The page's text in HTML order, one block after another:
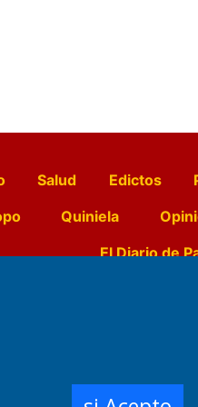
Salud Edictos
Quiniela
El Diario de